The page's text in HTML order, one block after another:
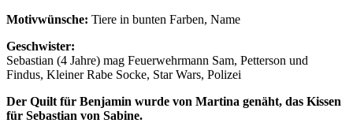
Motivwünsche: Tiere in bunten Farben, Name
Geschwister:
Sebastian (4 Jahre) mag Feuerwehrmann Sam, Petterson und
Findus, Kleiner Rabe Socke, Star Wars, Polizei
Der Quilt für Benjamin wurde von Martina genäht, das Kissen
für Sebastian von Sabine.